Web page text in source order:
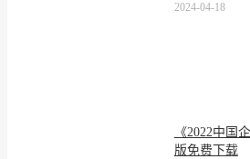
2024-04-18
《2022中国
版免费下载